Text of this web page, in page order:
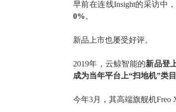
早前在连线Insight的采访中，
0%。
新品上市也屡受好评。
2019年，云鲸智能的新品登
成为当年平台上“扫地机”类
今年3月， 其高端旗舰机Freo